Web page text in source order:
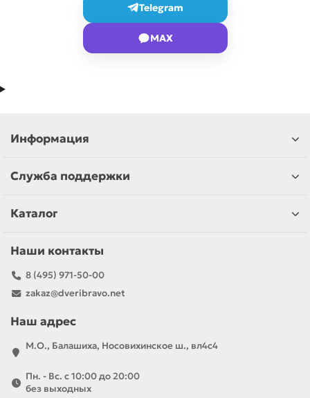
Telegram
MAX
Информация
Служба поддержки
Каталог
Наши контакты
8 (495) 971-50-00
zakaz@dveribravo.net
Наш адрес
М.О., Балашиха, Носовихинское ш., вл4с4
Пн. - Вс. с 10:00 до 20:00
без выходных